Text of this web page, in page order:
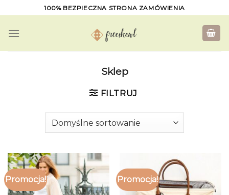
to
content
100% BEZPIECZNA STRONA ZAMÓWIENIA
Sklep
FILTRUJ
Promocja! Promocja!